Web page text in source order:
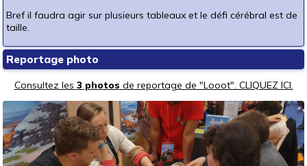
Bref il faudra agir sur plusieurs tableaux et le défi cérébral est de
taille.
Reportage photo
Consultez les 3 photos de reportage de "Looot". CLIQUEZ ICI.